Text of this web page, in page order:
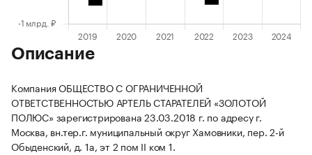
Описание
Компания ОБЩЕСТВО С ОГРАНИЧЕННОЙ
ОТВЕТСТВЕННОСТЬЮ АРТЕЛЬ СТАРАТЕЛЕЙ «ЗОЛОТОЙ
ПОЛЮС» зарегистрирована 23.03.2018 г. по адресу г.
Москва, вн.тер.г. муниципальный округ Хамовники, пер. 2-й
Обыденский, д. 1а, эт 2 пом II ком 1.